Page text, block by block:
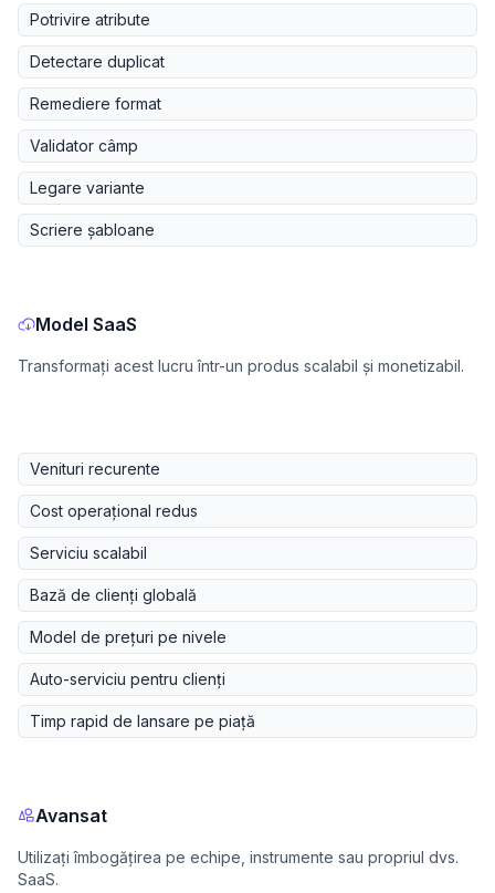
Potrivire atribute
Detectare duplicat
Remediere format
Validator câmp
Legare variante
Scriere șabloane
Model SaaS
Transformați acest lucru într-un produs scalabil și monetizabil.
Venituri recurente
Cost operațional redus
Serviciu scalabil
Bază de clienți globală
Model de prețuri pe nivele
Auto-serviciu pentru clienți
Timp rapid de lansare pe piață
Avansat
Utilizați îmbogățirea pe echipe, instrumente sau propriul dvs.
SaaS.